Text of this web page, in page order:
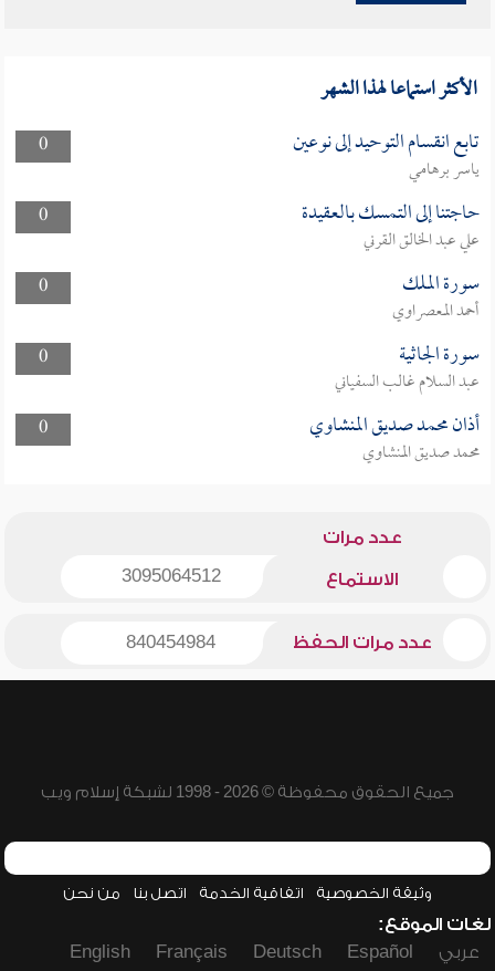
الأكثر استماعا لهذا الشهر
0 تابع انقسام التوحيد إلى نوعين
ياسر برهامي
0
حاجتنا إلى التمسك بالعقيدة
علي عبد الخالق القرني
0
سورة الملك
أحمد المعصراوي
0
سورة الجاثية
عبد السلام غالب السفياني
0
أذان محمد صديق المنشاوي
محمد صديق المنشاوي
عدد مرات
الاستماع 3095064512
عدد مرات الحفظ 840454984
جميع الحقوق محفوظة © 2026 - 1998 لشبكة إسلام ويب
وثيقة الخصوصية اتفاقية الخدمة اتصل بنا من نحن
لغات الموقع:
عربي
Español
Deutsch
Français
English